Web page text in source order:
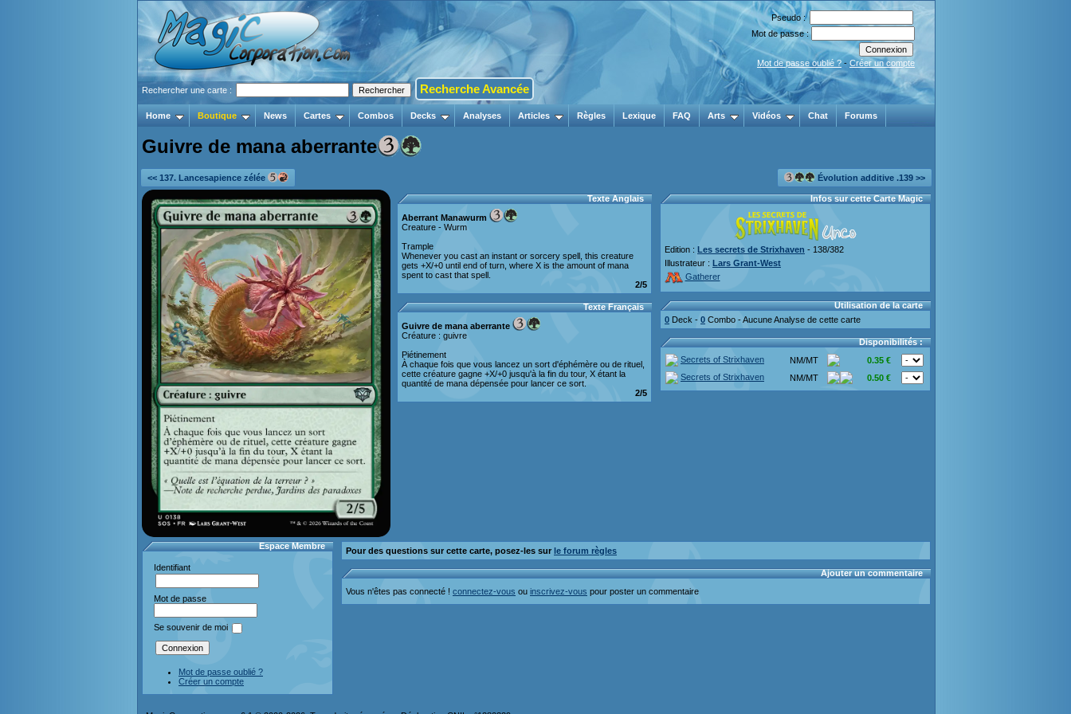
Pseudo :
Mot de passe :
Mot de passe oublié ? - Créer un compte
Rechercher une carte : Recherche Avancée
Home Boutique News Cartes Combos Decks Analyses Articles Règles Lexique FAQ Arts Vidéos Chat Forums
Guivre de mana aberrante
<< 137. Lancesapience zélée Évolution additive .139 >>
Texte Anglais
Aberrant Manawurm
Creature - Wurm
Trample
Whenever you cast an instant or sorcery spell, this creature
gets +X/+0 until end of turn, where X is the amount of mana
spent to cast that spell.
2/5
Texte Français
Guivre de mana aberrante
Créature : guivre
Piétinement
À chaque fois que vous lancez un sort d'éphémère ou de rituel,
cette créature gagne +X/+0 jusqu'à la fin du tour, X étant la
quantité de mana dépensée pour lancer ce sort.
2/5
Infos sur cette Carte Magic
Edition : Les secrets de Strixhaven - 138/382
Illustrateur : Lars Grant-West
Gatherer
Utilisation de la carte
0 Deck - 0 Combo - Aucune Analyse de cette carte
Disponibilités :
Secrets of Strixhaven
NM/MT
0.35 €
Secrets of Strixhaven
NM/MT 0.50 €
Espace Membre
Identifiant
Mot de passe
Se souvenir de moi
Mot de passe oublié ?
Créer un compte
Pour des questions sur cette carte, posez-les sur le forum règles
Ajouter un commentaire
Vous n'êtes pas connecté ! connectez-vous ou inscrivez-vous pour poster un commentaire